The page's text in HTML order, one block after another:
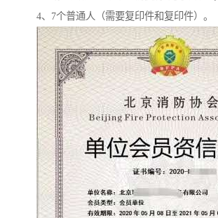
4、7个普通人（需要复印件和复印件）。